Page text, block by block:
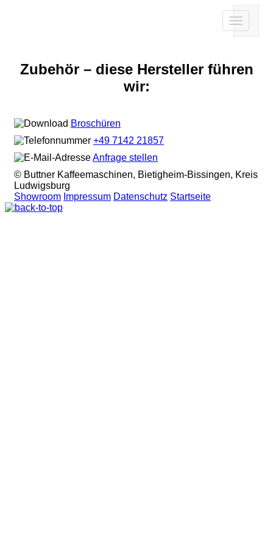
Toggle
navigation
Zubehör – diese Hersteller führen
wir:
Broschüren
+49 7142 21857
Anfrage stellen
© Buttner Kaffeemaschinen, Bietigheim-Bissingen, Kreis
Ludwigsburg
Showroom Impressum Datenschutz Startseite